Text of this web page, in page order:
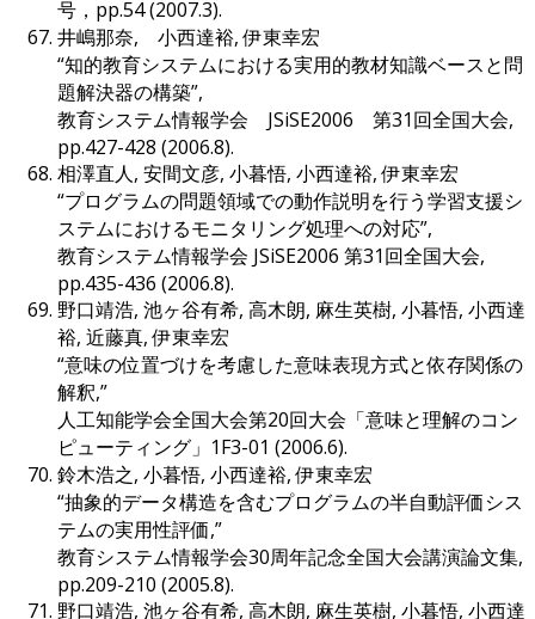
号，pp.54 (2007.3).
井嶋那奈, 小西達裕, 伊東幸宏
“知的教育システムにおける実用的教材知識ベースと問
題解決器の構築”,
教育システム情報学会 JSiSE2006 第31回全国大会,
pp.427-428 (2006.8).
相澤直人, 安間文彦, 小暮悟, 小西達裕, 伊東幸宏
“プログラムの問題領域での動作説明を行う学習支援シ
ステムにおけるモニタリング処理への対応”,
教育システム情報学会 JSiSE2006 第31回全国大会,
pp.435-436 (2006.8).
野口靖浩, 池ヶ谷有希, 高木朗, 麻生英樹, 小暮悟, 小西達
裕, 近藤真, 伊東幸宏
“意味の位置づけを考慮した意味表現方式と依存関係の
解釈,”
人工知能学会全国大会第20回大会「意味と理解のコン
ピューティング」1F3-01 (2006.6).
鈴木浩之, 小暮悟, 小西達裕, 伊東幸宏
“抽象的データ構造を含むプログラムの半自動評価シス
テムの実用性評価,”
教育システム情報学会30周年記念全国大会講演論文集,
pp.209-210 (2005.8).
野口靖浩, 池ヶ谷有希, 高木朗, 麻生英樹, 小暮悟, 小西達